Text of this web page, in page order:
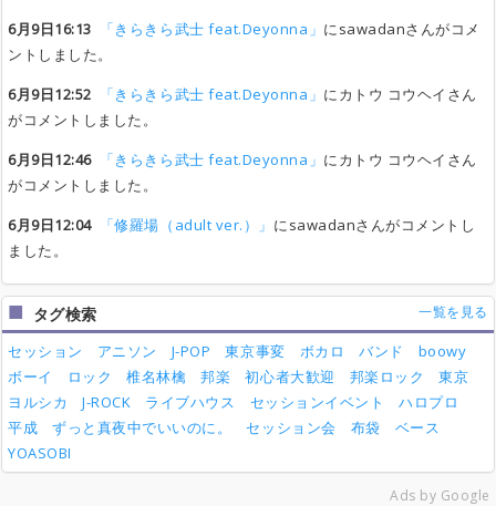
6月9日16:13
「きらきら武士 feat.Deyonna」 にsawadanさんがコメ
ントしました。
6月9日12:52
「きらきら武士 feat.Deyonna」 にカトウ コウヘイさん
がコメントしました。
6月9日12:46
「きらきら武士 feat.Deyonna」 にカトウ コウヘイさん
がコメントしました。
6月9日12:04
「修羅場（adult ver.）」 にsawadanさんがコメントし
ました。
タグ検索 一覧を見る
セッション アニソン J-POP 東京事変 ボカロ バンド
boowy
ボーイ
ロック 椎名林檎 邦楽 初心者大歓迎 邦楽ロック
東京
ヨルシカ
J-ROCK ライブハウス セッションイベント
ハロプロ
平成
ずっと真夜中でいいのに。 セッション会 布袋
ベース
YOASOBI
Ads by Google